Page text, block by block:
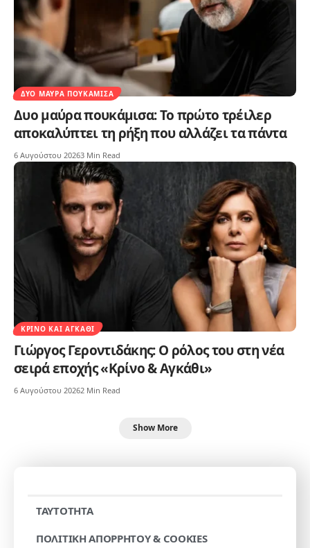
ΔΥΟ ΜΑΎΡΑ ΠΟΥΚΆΜΙΣΑ
Δυο μαύρα πουκάμισα: Το πρώτο τρέιλερ
αποκαλύπτει τη ρήξη που αλλάζει τα πάντα
6 Αυγούστου 20263 Min Read
ΚΡΊΝΟ ΚΑΙ ΑΓΚΆΘΙ
Γιώργος Γεροντιδάκης: Ο ρόλος του στη νέα
σειρά εποχής «Κρίνο & Αγκάθι»
6 Αυγούστου 20262 Min Read
Show More
TAYTOTHTA
ΠΟΛΙΤΙΚΗ ΑΠΟΡΡΗΤΟΥ & COOKIES